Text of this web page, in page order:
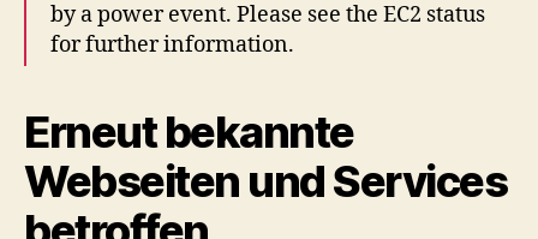
by a power event. Please see the EC2 status
for further information.
Erneut bekannte
Webseiten und Services